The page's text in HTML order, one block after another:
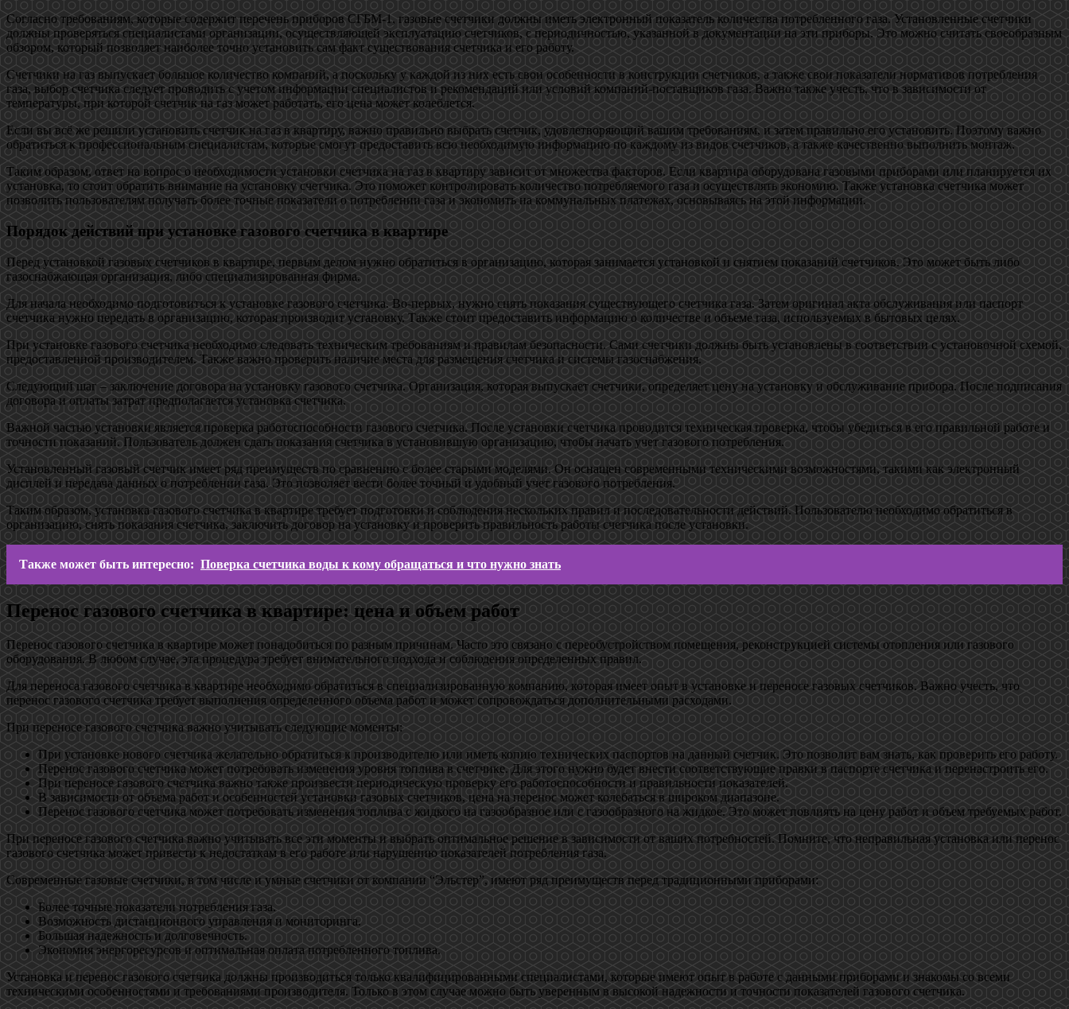
Согласно требованиям, которые содержит перечень приборов СГБМ-1, газовые счетчики должны иметь электронный показатель количества потребленного газа. Установленные счетчики
должны проверяться специалистами организации, осуществляющей эксплуатацию счетчиков, с периодичностью, указанной в документации на эти приборы. Это можно считать своеобразным
обзором, который позволяет наиболее точно установить сам факт существования счетчика и его работу.
Счетчики на газ выпускает большое количество компаний, а поскольку у каждой из них есть свои особенности в конструкции счетчиков, а также свои показатели нормативов потребления
газа, выбор счетчика следует проводить с учетом информации специалистов и рекомендаций или условий компаний-поставщиков газа. Важно также учесть, что в зависимости от
температуры, при которой счетчик на газ может работать, его цена может колеблется.
Если вы всё же решили установить счетчик на газ в квартиру, важно правильно выбрать счетчик, удовлетворяющий вашим требованиям, и затем правильно его установить. Поэтому важно
обратиться к профессиональным специалистам, которые смогут предоставить всю необходимую информацию по каждому из видов счетчиков, а также качественно выполнить монтаж.
Таким образом, ответ на вопрос о необходимости установки счетчика на газ в квартиру зависит от множества факторов. Если квартира оборудована газовыми приборами или планируется их
установка, то стоит обратить внимание на установку счетчика. Это поможет контролировать количество потребляемого газа и осуществлять экономию. Также установка счетчика может
позволить пользователям получать более точные показатели о потреблении газа и экономить на коммунальных платежах, основываясь на этой информации.
Порядок действий при установке газового счетчика в квартире
Перед установкой газовых счетчиков в квартире, первым делом нужно обратиться в организацию, которая занимается установкой и снятием показаний счетчиков. Это может быть либо
газоснабжающая организация, либо специализированная фирма.
Для начала необходимо подготовиться к установке газового счетчика. Во-первых, нужно снять показания существующего счетчика газа. Затем оригинал акта обслуживания или паспорт
счетчика нужно передать в организацию, которая производит установку. Также стоит предоставить информацию о количестве и объеме газа, используемых в бытовых целях.
При установке газового счетчика необходимо следовать техническим требованиям и правилам безопасности. Сами счетчики должны быть установлены в соответствии с установочной схемой,
предоставленной производителем. Также важно проверить наличие места для размещения счетчика и системы газоснабжения.
Следующий шаг – заключение договора на установку газового счетчика. Организация, которая выпускает счетчики, определяет цену на установку и обслуживание прибора. После подписания
договора и оплаты затрат предполагается установка счетчика.
Важной частью установки является проверка работоспособности газового счетчика. После установки счетчика проводится техническая проверка, чтобы убедиться в его правильной работе и
точности показаний. Пользователь должен сдать показания счетчика в установившую организацию, чтобы начать учет газового потребления.
Установленный газовый счетчик имеет ряд преимуществ по сравнению с более старыми моделями. Он оснащен современными техническими возможностями, такими как электронный
дисплей и передача данных о потреблении газа. Это позволяет вести более точный и удобный учет газового потребления.
Таким образом, установка газового счетчика в квартире требует подготовки и соблюдения нескольких правил и последовательности действий. Пользователю необходимо обратиться в
организацию, снять показания счетчика, заключить договор на установку и проверить правильность работы счетчика после установки.
Также может быть интересно: Поверка счетчика воды к кому обращаться и что нужно знать
Перенос газового счетчика в квартире: цена и объем работ
Перенос газового счетчика в квартире может понадобиться по разным причинам. Часто это связано с переобустройством помещения, реконструкцией системы отопления или газового
оборудования. В любом случае, эта процедура требует внимательного подхода и соблюдения определенных правил.
Для переноса газового счетчика в квартире необходимо обратиться в специализированную компанию, которая имеет опыт в установке и переносе газовых счетчиков. Важно учесть, что
перенос газового счетчика требует выполнения определенного объема работ и может сопровождаться дополнительными расходами.
При переносе газового счетчика важно учитывать следующие моменты:
При установке нового счетчика желательно обратиться к производителю или иметь копию технических паспортов на данный счетчик. Это позволит вам знать, как проверить его работу.
Перенос газового счетчика может потребовать изменения уровня топлива в счетчике. Для этого нужно будет внести соответствующие правки в паспорте счетчика и перенастроить его.
При переносе газового счетчика важно также произвести периодическую проверку его работоспособности и правильности показателей.
В зависимости от объема работ и особенностей установки газовых счетчиков, цена на перенос может колебаться в широком диапазоне.
Перенос газового счетчика может потребовать изменения топлива с жидкого на газообразное или с газообразного на жидкое. Это может повлиять на цену работ и объем требуемых работ.
При переносе газового счетчика важно учитывать все эти моменты и выбрать оптимальное решение в зависимости от ваших потребностей. Помните, что неправильная установка или перенос
газового счетчика может привести к недостаткам в его работе или нарушению показателей потребления газа.
Современные газовые счетчики, в том числе и умные счетчики от компании “Эльстер”, имеют ряд преимуществ перед традиционными приборами:
Более точные показатели потребления газа.
Возможность дистанционного управления и мониторинга.
Большая надежность и долговечность.
Экономия энергоресурсов и оптимальная оплата потребленного топлива.
Установка и перенос газового счетчика должны производиться только квалифицированными специалистами, которые имеют опыт в работе с данными приборами и знакомы со всеми
техническими особенностями и требованиями производителя. Только в этом случае можно быть уверенным в высокой надежности и точности показателей газового счетчика.